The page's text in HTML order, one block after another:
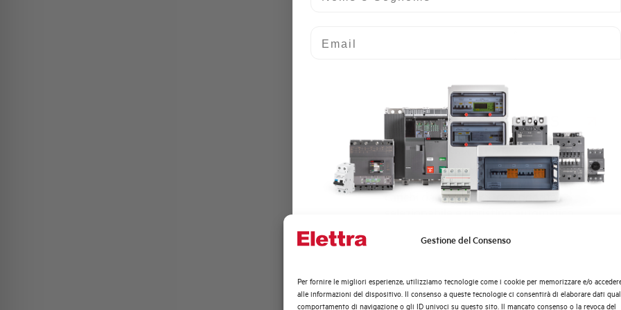
Gestione del Consenso
Per fornire le migliori esperienze, utilizziamo tecnologie come i cookie per memorizzare e/o
alle informazioni del dispositivo. Il consenso a queste tecnologie ci consentirà di elaborare dati
comportamento di navigazione o gli ID univoci su questo sito. Il mancato consenso o la revoca del
QUADRI DI BACKUP EPS
Quadri di backup EPS per inverter
fotovoltaici con uscita di emergenza:
consentono la commutazione sicura dei
carichi da rete a EPS, con priorità
Quali argomenti ti interessano di più?
Automazione Industriale
Fotovoltaico